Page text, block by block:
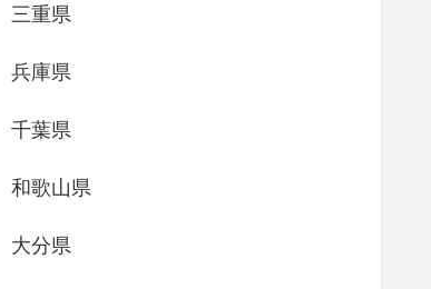
三重県
兵庫県
千葉県
和歌山県
大分県